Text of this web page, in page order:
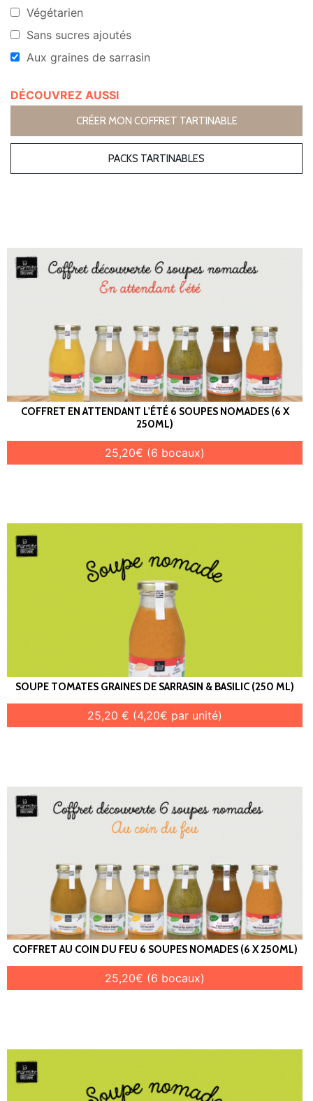
COFFRET EN ATTENDANT L'ÉTÉ 6 SOUPES NOMADES (6 X
250ML)
25,20€ (6 bocaux)
SOUPE TOMATES GRAINES DE SARRASIN & BASILIC (250 ML)
25,20 € (4,20€ par unité)
COFFRET AU COIN DU FEU 6 SOUPES NOMADES (6 X 250ML)
25,20€ (6 bocaux)
Végétarien
Sans sucres ajoutés
Aux graines de sarrasin
DÉCOUVREZ AUSSI
CRÉER MON COFFRET TARTINABLE
PACKS TARTINABLES